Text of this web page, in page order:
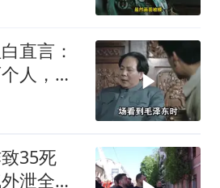
直言：
人，却
35死
泄全城